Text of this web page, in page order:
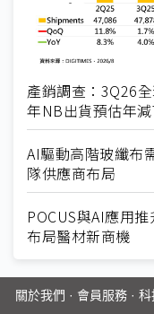
產銷調查：3Q26
年NB出貨預估年減
AI驅動高階玻纖布
隊供應商布局
POCUS與AI應用
布局醫材新商機
關於我們 · 會員服務· 科